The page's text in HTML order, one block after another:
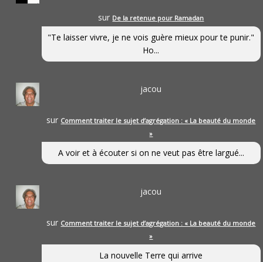
sur De la retenue pour Ramadan
"Te laisser vivre, je ne vois guère mieux pour te punir."
Ho...
jacou
sur Comment traiter le sujet d’agrégation : « La beauté du monde
»
A voir et à écouter si on ne veut pas être largué...
jacou
sur Comment traiter le sujet d’agrégation : « La beauté du monde
»
La nouvelle Terre qui arrive